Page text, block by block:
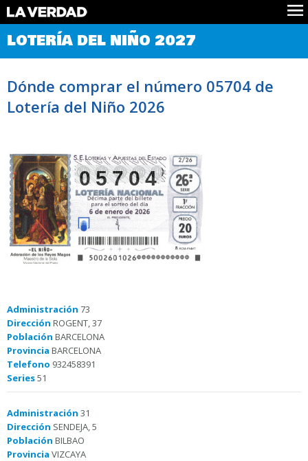
Comprobar Loteria del Niño
Premios
Noticias
Datos
LOTERÍA DEL NIÑO 2027
Dónde comprar el número 05704 de
Lotería del Niño 2026
05704
Administración 73
Dirección ROGENT, 37
Población BARCELONA
Provincia BARCELONA
Telefono 932458391
Series51
Administración 31
Dirección SENDEJA, 5
Población BILBAO
Provincia VIZCAYA